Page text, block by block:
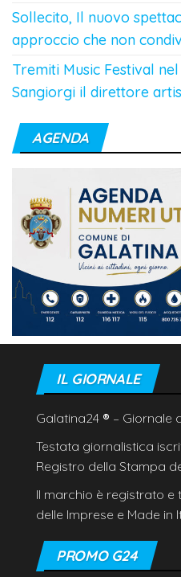
Sollecito, Il nuovo
approccio che non
Tremiti Music Festival
Sangiorgi il direttore
AGENDA
IL GIORNALE
Galatina24 ® – Giornale
Testata giornalistica
Registro della Stampa
Il marchio è registrato e
delle Imprese e Made in
PROMO G24